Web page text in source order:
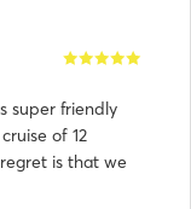
super friendly
of 12
is that we